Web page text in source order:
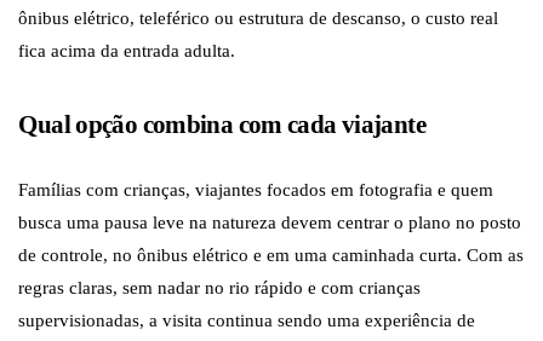
ônibus elétrico, teleférico ou estrutura de descanso, o custo real
fica acima da entrada adulta.
Qual opção combina com cada viajante
Famílias com crianças, viajantes focados em fotografia e quem
busca uma pausa leve na natureza devem centrar o plano no posto
de controle, no ônibus elétrico e em uma caminhada curta. Com as
regras claras, sem nadar no rio rápido e com crianças
supervisionadas, a visita continua sendo uma experiência de